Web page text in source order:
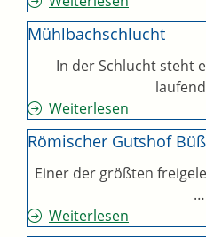
Mühlbachschlucht
In der Schlucht steht
Weiterlesen
Römischer Gutshof
Einer der größten
…
Weiterlesen